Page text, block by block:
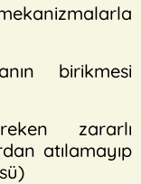
birikmesi
zararlı
atılamayıp